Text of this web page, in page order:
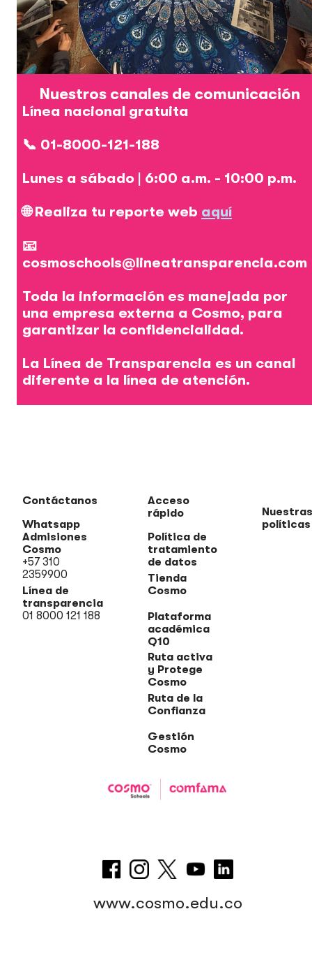
Nuestros canales de comunicación
Línea nacional gratuita
📞 01-8000-121-188
Lunes a sábado | 6:00 a.m. - 10:00 p.m.
🌐Realiza tu reporte web aquí
📧
cosmoschools@lineatransparencia.com
Toda la información es manejada por
una empresa externa a Cosmo, para
garantizar la confidencialidad.
La Línea de Transparencia es un canal
diferente a la línea de atención.
Contáctanos
Whatsapp
Admisiones
Cosmo
+57 310
2359900
Línea de
transparencia
01 8000 121 188
Acceso
rápido
Política de
tratamiento
de datos
Tienda
Cosmo
Plataforma
académica
Q10
Ruta activa
y Protege
Cosmo
Ruta de la
Confianza
Gestión
Cosmo
Nuestras
políticas
www.cosmo.edu.co